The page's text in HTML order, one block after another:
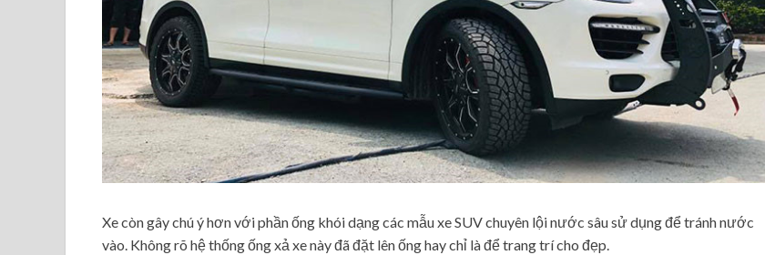
Xe còn gây chú ý hơn với phần ống khói dạng các mẫu xe SUV chuyên lội nước sâu sử dụng để tránh nước
vào. Không rõ hệ thống ống xả xe này đã đặt lên ống hay chỉ là để trang trí cho đẹp.